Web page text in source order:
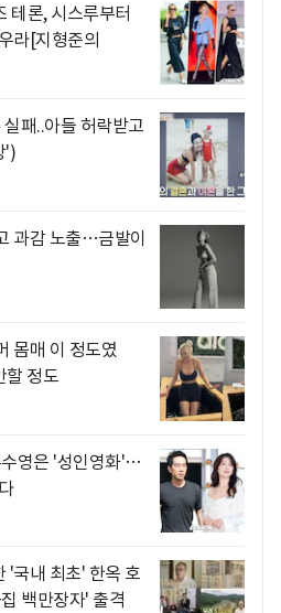
테론, 시스루부터
라[지형준의
패..아들 허락받고
')
과감 노출…금발이
몸매 이 정도였
할 정도
영은 '성인영화'…
'국내 최초' 한옥 호
백만장자' 출격